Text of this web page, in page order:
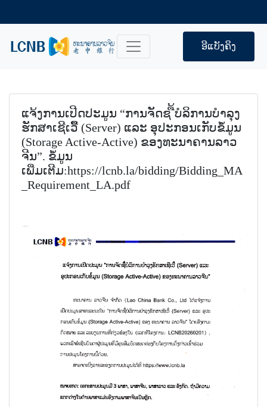
ອີແບັງຄິງ
ແຈ້ງການເປີດປະມູນ “ການຈັດຊ ື້ບໍລິການບໍາລຸງ
ຮັກສາເຊີເວີື້ (Server) ແລະ ອຸປະກອນເກັບຂໍໍ້ມູນ
(Storage Active-Active) ຂອງທະນາຄານລາວ
ຈີນ”. ຂໍ້ມູນ
ເພີ່ມເຕີມ:https://lcnb.la/bidding/Bidding_MA
_Requirement_LA.pdf